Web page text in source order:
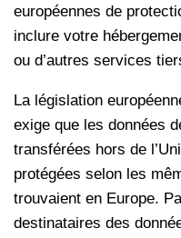
européennes de
inclure votre
ou d’autres services
La législation
exige que les données
transférées hors de
protégées selon les
trouvaient en Europe.
destinataires des